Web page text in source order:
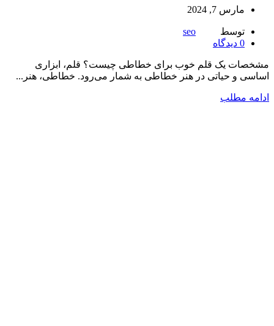
مارس 7, 2024
توسط
seo
0 دیدگاه
مشخصات یک قلم خوب برای خطاطی چیست؟ قلم، ابزاری
اساسی و حیاتی در هنر خطاطی به شمار می‌رود. خطاطی، هنر...
ادامه مطلب